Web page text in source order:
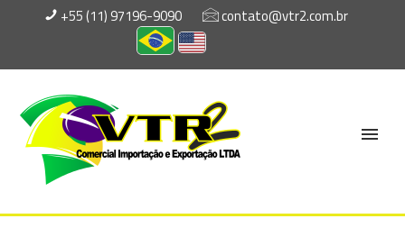
+55 (11) 97196-9090 contato@vtr2.com.br